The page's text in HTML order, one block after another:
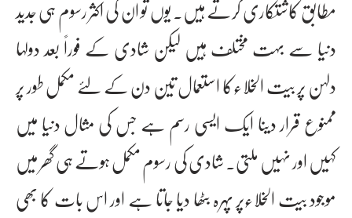
مطابق کاشتکاری کرتے ہیں۔ یوں تو ان کی اکثر رسوم ہی جدید
دنیا سے بہت مختلف ہیں لیکن شادی کے فوراً بعد دولہا
دلہن پر بیت الخلاءکا استعمال تین دن کے لئے مکمل طور پر
ممنوع قرار دینا ایک ایسی رسم ہے جس کی مثال دنیا میں
کہیں اور نہیں ملتی۔ شادی کی رسوم مکمل ہوتے ہی گھر میں
موجود بیت الخلاءپر پہرہ بٹھا دیا جاتا ہے اور اس بات کا بھی